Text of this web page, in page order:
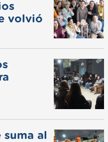
volvió
suma al